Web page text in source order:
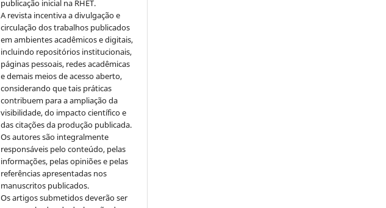
publicação inicial na RHET.
A revista incentiva a divulgação e
circulação dos trabalhos publicados
em ambientes acadêmicos e digitais,
incluindo repositórios institucionais,
páginas pessoais, redes acadêmicas
e demais meios de acesso aberto,
considerando que tais práticas
contribuem para a ampliação da
visibilidade, do impacto científico e
das citações da produção publicada.
Os autores são integralmente
responsáveis pelo conteúdo, pelas
informações, pelas opiniões e pelas
referências apresentadas nos
manuscritos publicados.
Os artigos submetidos deverão ser